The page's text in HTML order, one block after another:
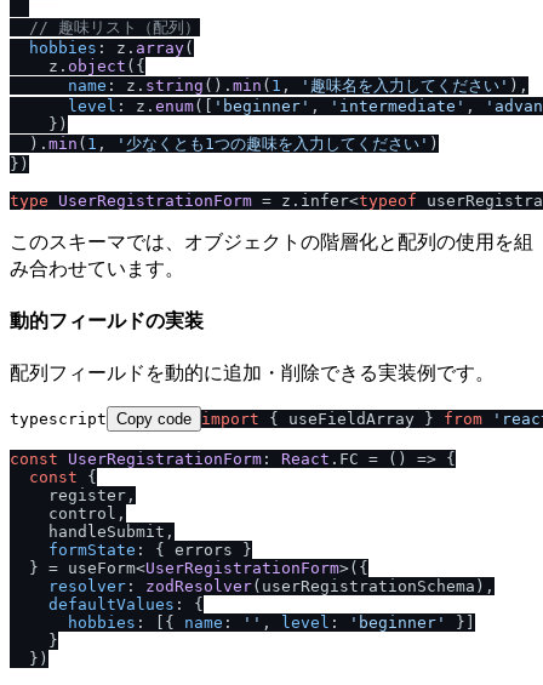
/ / 趣味リスト（配列）
hobbies : z. array(
    z.
object ({
name : z. string (). min ( 1 , '趣味名を入力してください' ),
level : z. enum([ 'beginner' , 'intermediate' ,
    })
  ).
min ( 1 , '少なくとも1つの趣味を入力してください' )
})
type
UserRegistrationForm = z. infer<typeof
このスキーマでは、オブジェクトの階層化と配列の使用を組
み合わせています。
動的フィールドの実装
配列フィールドを動的に追加・削除できる実装例です。
typescript Copy code import { useFieldArray } from
const UserRegistrationForm : React . FC = () => {
const {
    register,
    control,
    handleSubmit,
formState : { errors }
  } = useForm<
UserRegistrationForm>({
resolver : zodResolver(userRegistrationSchema),
defaultValues : {
hobbies : [{ name : '' , level : 'beginner'
}]
    }
  })